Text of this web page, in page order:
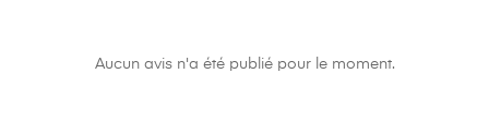
Aucun avis n'a été publié pour le moment.